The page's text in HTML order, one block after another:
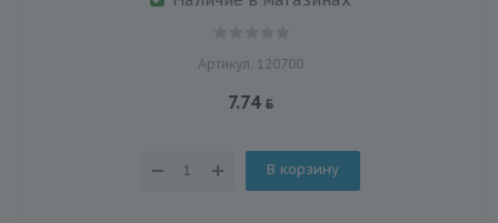
Артикул: 120700
7.74
В корзину